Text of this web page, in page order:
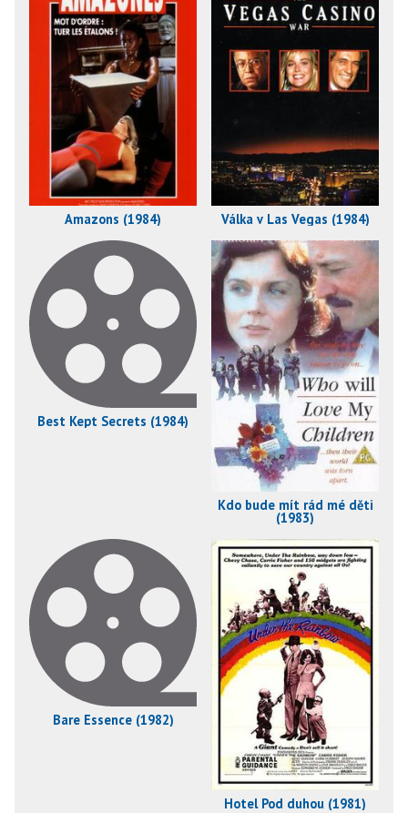
Amazons (1984) Válka v Las Vegas (1984)
Best Kept Secrets (1984)
Kdo bude mít rád mé děti
(1983)
Bare Essence (1982)
Hotel Pod duhou (1981)